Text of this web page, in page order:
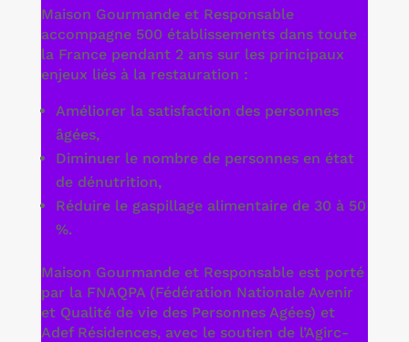
Maison Gourmande et Responsable
accompagne 500 établissements dans toute
la France pendant 2 ans sur les principaux
enjeux liés à la restauration :
Améliorer la satisfaction des personnes
âgées,
Diminuer le nombre de personnes en état
de dénutrition,
Réduire le gaspillage alimentaire de 30 à 50
%.
Maison Gourmande et Responsable est porté
par la FNAQPA (Fédération Nationale Avenir
et Qualité de vie des Personnes Agées) et
Adef Résidences, avec le soutien de l’Agirc-